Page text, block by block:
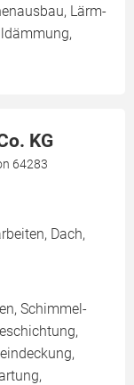
Lärm-
KG
64283
Dach,
Schimmel-